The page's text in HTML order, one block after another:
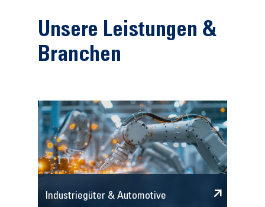
Unsere Leistungen &
Branchen
Industriegüter & Automotive